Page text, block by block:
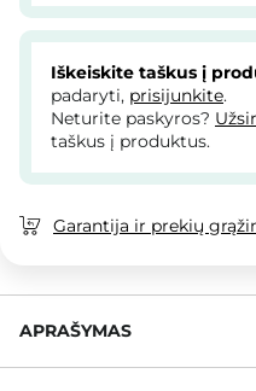
Iškeiskite taškus į
padaryti, prisijunkite.
Neturite paskyros?
taškus į produktus.
Garantija ir prekių
APRAŠYMAS